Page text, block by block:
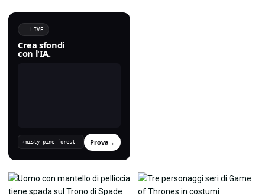
LIVE
Crea sfondi
con l'IA.
› Prova→